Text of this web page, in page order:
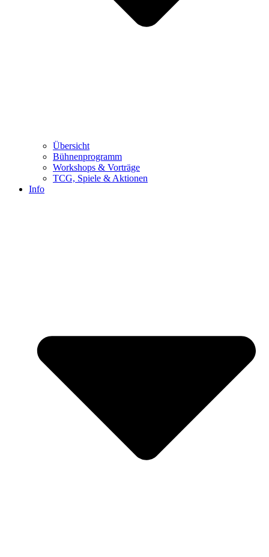
Übersicht
Bühnenprogramm
Workshops & Vorträge
TCG, Spiele & Aktionen
Info